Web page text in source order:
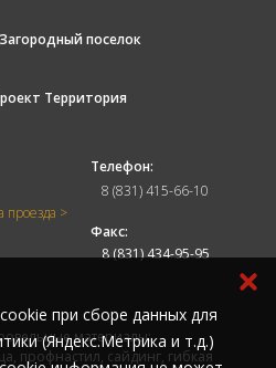
Загородный поселок
Территория
проезда >
Телефон:
8 (831) 415-66-10
Факс:
8 (831) 434-95-95
материалы:
профнастил, сайдинг, гибкая
при сборе данных для
(Яндекс.Метрика и т.д.)